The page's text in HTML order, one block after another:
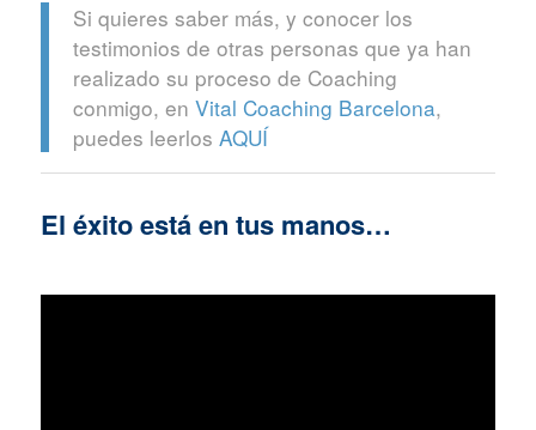
Si quieres saber más, y conocer los
testimonios de otras personas que ya han
realizado su proceso de Coaching
conmigo, en Vital Coaching Barcelona,
puedes leerlos AQUÍ
El éxito está en tus manos…